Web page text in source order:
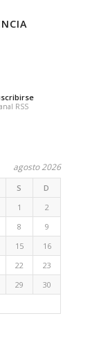
RSS
agosto 2026
S
D
1
2
8
9
15
16
22
23
29
30